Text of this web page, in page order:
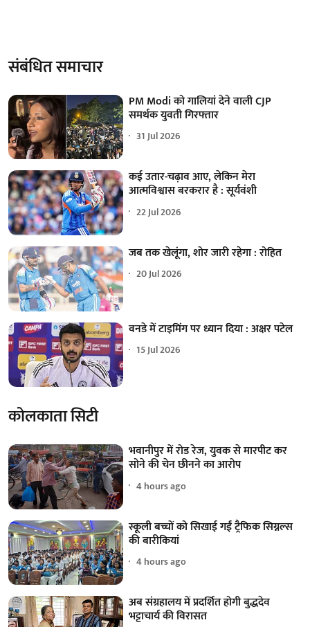
संबंधित समाचार
PM Modi को गालियां देने वाली CJP
समर्थक युवती गिरफ्तार
31 Jul 2026
कई उतार-चढ़ाव आए, लेकिन मेरा
आत्मविश्वास बरकरार है : सूर्यवंशी
22 Jul 2026
जब तक खेलूंगा, शोर जारी रहेगा : रोहित
20 Jul 2026
वनडे में टाइमिंग पर ध्यान दिया : अक्षर पटेल
15 Jul 2026
कोलकाता सिटी
भवानीपुर में रोड रेज, युवक से मारपीट कर
सोने की चेन छीनने का आरोप
4 hours ago
स्कूली बच्चों को सिखाई गईं ट्रैफिक सिग्नल्स
की बारीकियां
4 hours ago
अब संग्रहालय में प्रदर्शित होगी बुद्धदेव
भट्टाचार्य की विरासत